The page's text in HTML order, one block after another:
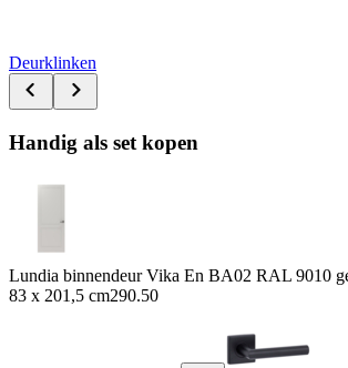
Deurklinken
Handig als set kopen
Lundia binnendeur Vika En BA02 RAL 9010
83 x 201,5 cm290.50